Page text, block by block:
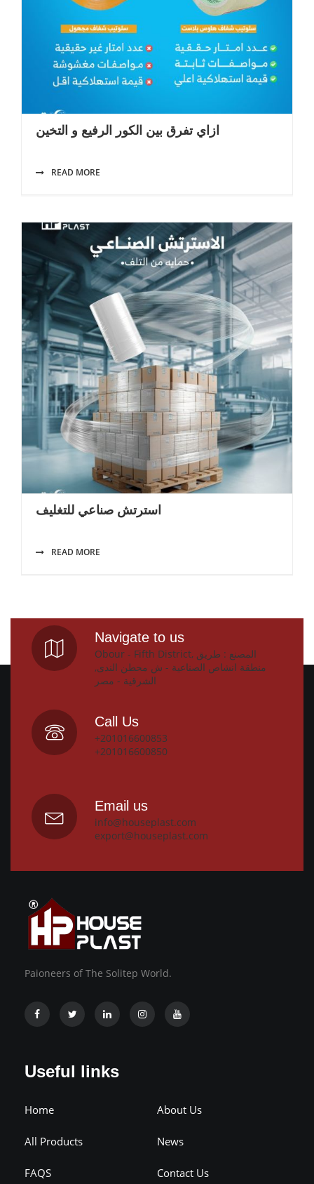
ازاي تفرق بين الكور الرفيع و التخين
READ MORE
استرتش صناعي للتغليف
READ MORE
Navigate to us
Obour - Fifth District, المصنع : طريق
منطقة انشاص الصناعية - ش محطن الندى,
الشرقية - مصر
Call Us
+201016600853
+201016600850
Email us
info@houseplast.com
export@houseplast.com
Paioneers of The Solitep World.
Useful links
Home About Us
All Products News
FAQS Contact Us